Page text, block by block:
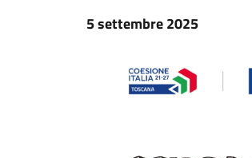
5 settembre 2025